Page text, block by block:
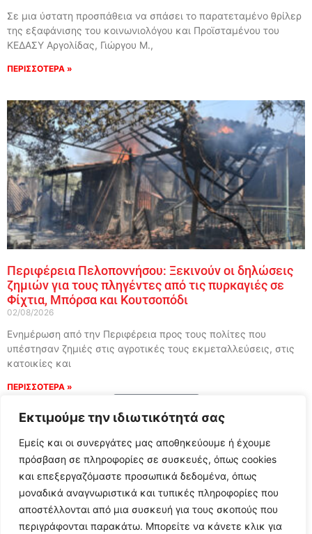
Εκτιμούμε την ιδιωτικότητά σας
Εμείς και οι συνεργάτες μας αποθηκεύουμε ή έχουμε
πρόσβαση σε πληροφορίες σε συσκευές, όπως cookies
και επεξεργαζόμαστε προσωπικά δεδομένα, όπως
μοναδικά αναγνωριστικά και τυπικές πληροφορίες που
αποστέλλονται από μια συσκευή για τους σκοπούς που
περιγράφονται παρακάτω. Μπορείτε να κάνετε κλικ για
Σε μια ύστατη προσπάθεια να σπάσει το παρατεταμένο θρίλερ
της εξαφάνισης του κοινωνιολόγου και Προϊσταμένου του
ΚΕΔΑΣΥ Αργολίδας, Γιώργου Μ.,
ΠΕΡΙΣΣΟΤΕΡΑ »
Περιφέρεια Πελοποννήσου: Ξεκινούν οι δηλώσεις
ζημιών για τους πληγέντες από τις πυρκαγιές σε
Φίχτια, Μπόρσα και Κουτσοπόδι
02/08/2026
Ενημέρωση από την Περιφέρεια προς τους πολίτες που
υπέστησαν ζημιές στις αγροτικές τους εκμεταλλεύσεις, στις
κατοικίες και
ΠΕΡΙΣΣΟΤΕΡΑ »